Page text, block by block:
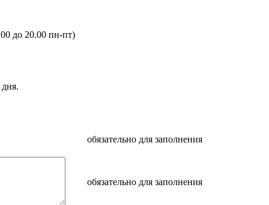
до 20.00 пн-пт)
обязательно для заполнения
обязательно для заполнения